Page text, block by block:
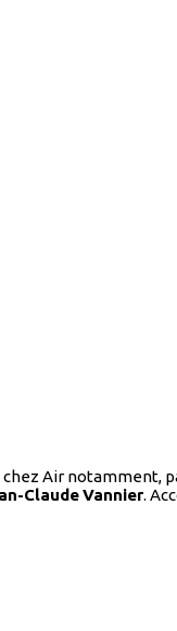
Air notamment,
ClaudeVannier.